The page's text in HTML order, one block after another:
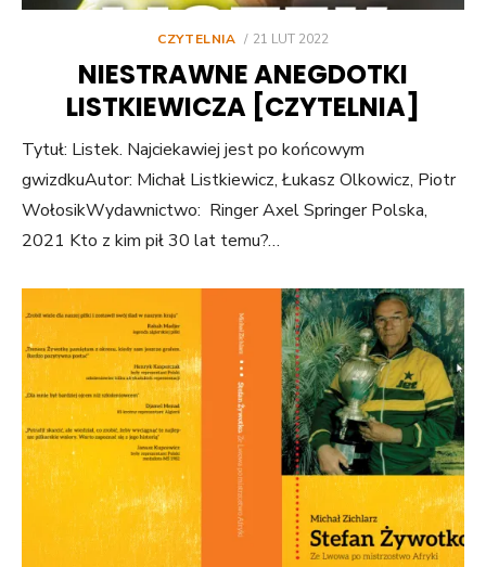
CZYTELNIA
POSTED
21 LUT 2022
NIESTRAWNE ANEGDOTKI
LISTKIEWICZA [CZYTELNIA]
Tytuł: Listek. Najciekawiej jest po końcowym
gwizdkuAutor: Michał Listkiewicz, Łukasz Olkowicz, Piotr
WołosikWydawnictwo: Ringer Axel Springer Polska,
2021 Kto z kim pił 30 lat temu?…